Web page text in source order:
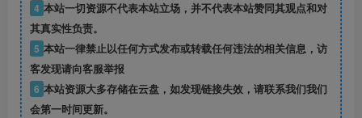
4 本站一切资源不代表本站立场，并不代表本站赞同其观点和对
其真实性负责。
5 本站一律禁止以任何方式发布或转载任何违法的相关信息，访
客发现请向客服举报
6 本站资源大多存储在云盘，如发现链接失效，请联系我们我们
会第一时间更新。